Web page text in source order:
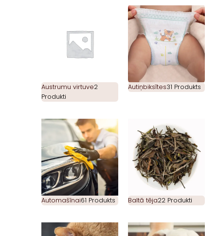
Austrumu virtuve2
Produkti
Autiņbiksītes31 Produkts
Automašīnai61 Produkts Baltā tēja22 Produkti